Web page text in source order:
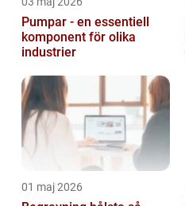
Pumpar - en essentiell
komponent för olika
industrier
01 maj 2026